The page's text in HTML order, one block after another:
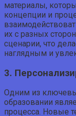
материалы,
концепции и
их с разных
сценарии, что
наглядным и
3.
Одним из
образовании
процесса. Новые